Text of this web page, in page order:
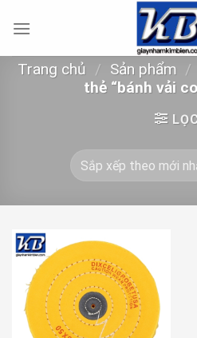
Trang chủ / Sản phẩm /
thẻ “bánh vải